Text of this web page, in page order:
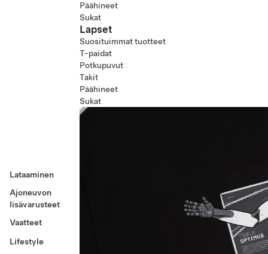
Lataaminen
Ajoneuvon
lisävarusteet
Vaatteet
Lifestyle
Päähineet
Sukat
Lapset
Suosituimmat tuotteet
T-paidat
Potkupuvut
Takit
Päähineet
Sukat